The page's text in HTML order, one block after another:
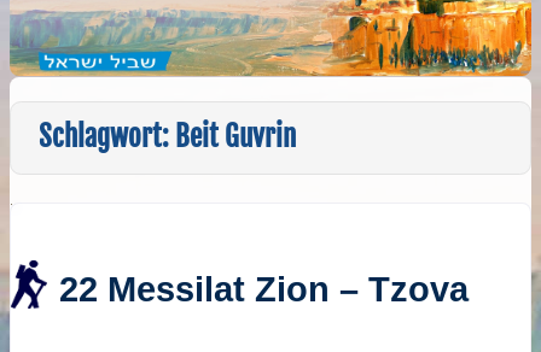
Schlagwort: Beit Guvrin
22 Messilat Zion – Tzova